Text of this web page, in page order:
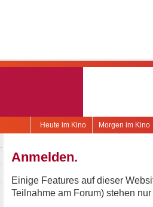
Morgen im Kino
Heute im Kino
Anmelden.
Einige Features auf dieser
Teilnahme am Forum) stehen